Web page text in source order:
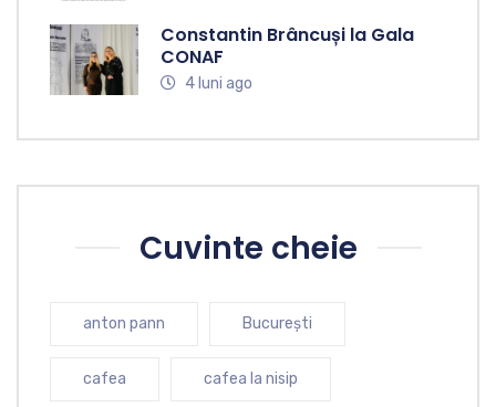
Constantin Brâncuși la Gala
CONAF
4 luni ago
Cuvinte cheie
anton pann București
cafea cafea la nisip